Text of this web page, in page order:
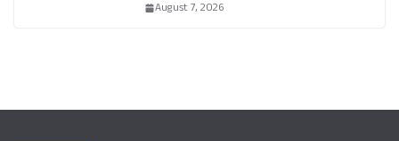
August 7, 2026